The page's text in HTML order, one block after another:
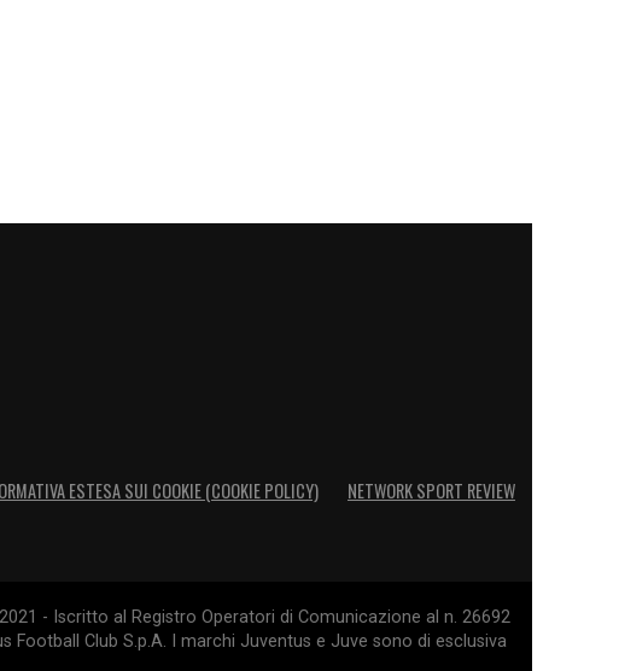
ESTESA SUI COOKIE (COOKIE POLICY) NETWORK SPORT REVIEW
- Iscritto al Registro Operatori di Comunicazione al n. 26692
Club S.p.A. I marchi Juventus e Juve sono di esclusiva